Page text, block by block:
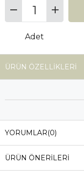
Adet
ÜRÜN ÖZELLIKLERI
YORUMLAR(0)
ÜRÜN ÖNERILERI